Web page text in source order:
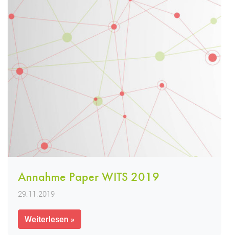
Annahme Paper WITS 2019
29.11.2019
Weiterlesen »